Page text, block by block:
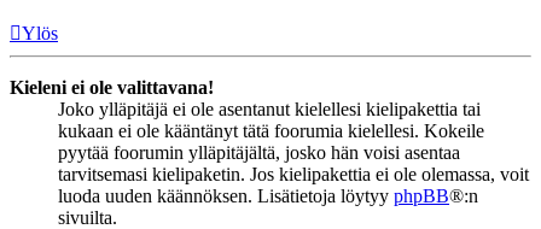
Ylös
Kieleni ei ole valittavana!
Joko ylläpitäjä ei ole asentanut kielellesi kielipakettia tai
kukaan ei ole kääntänyt tätä foorumia kielellesi. Kokeile
pyytää foorumin ylläpitäjältä, josko hän voisi asentaa
tarvitsemasi kielipaketin. Jos kielipakettia ei ole olemassa, voit
luoda uuden käännöksen. Lisätietoja löytyy phpBB®:n
sivuilta.